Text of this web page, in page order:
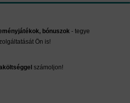
bónuszok- tegye
Ön is!
számoljon!